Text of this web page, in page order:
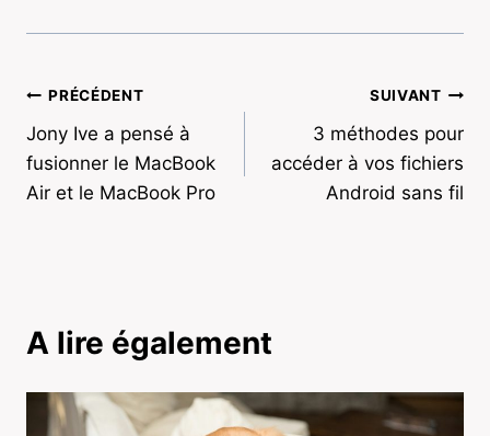
Navigation
de
l’article
PRÉCÉDENT
Jony Ive a pensé à
fusionner le MacBook
Air et le MacBook Pro
SUIVANT
3 méthodes pour
accéder à vos fichiers
Android sans fil
A lire également